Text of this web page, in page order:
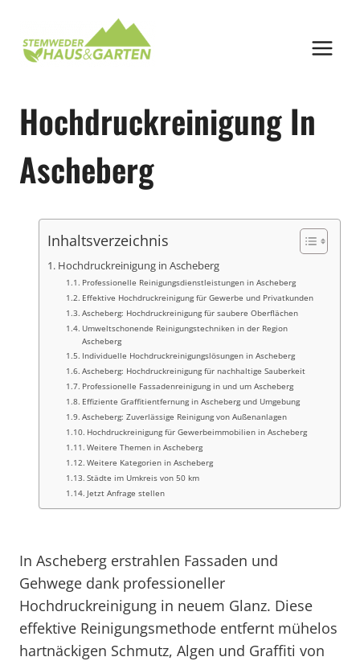
springen
Hochdruckreinigung In
Ascheberg
Inhaltsverzeichnis
Hochdruckreinigung in Ascheberg
Professionelle Reinigungsdienstleistungen in Ascheberg
Effektive Hochdruckreinigung für Gewerbe und Privatkunden
Ascheberg: Hochdruckreinigung für saubere Oberflächen
Umweltschonende Reinigungstechniken in der Region
Ascheberg
Individuelle Hochdruckreinigungslösungen in Ascheberg
Ascheberg: Hochdruckreinigung für nachhaltige Sauberkeit
Professionelle Fassadenreinigung in und um Ascheberg
Effiziente Graffitientfernung in Ascheberg und Umgebung
Ascheberg: Zuverlässige Reinigung von Außenanlagen
Hochdruckreinigung für Gewerbeimmobilien in Ascheberg
Weitere Themen in Ascheberg
Weitere Kategorien in Ascheberg
Städte im Umkreis von 50 km
Jetzt Anfrage stellen
In Ascheberg erstrahlen Fassaden und
Gehwege dank professioneller
Hochdruckreinigung in neuem Glanz. Diese
effektive Reinigungsmethode entfernt mühelos
hartnäckigen Schmutz, Algen und Graffiti von